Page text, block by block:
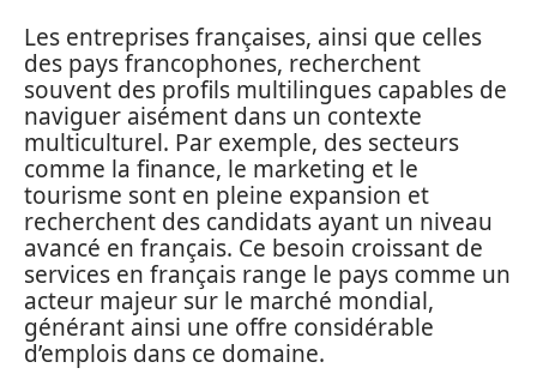
Les entreprises françaises, ainsi que celles
des pays francophones, recherchent
souvent des profils multilingues capables de
naviguer aisément dans un contexte
multiculturel. Par exemple, des secteurs
comme la finance, le marketing et le
tourisme sont en pleine expansion et
recherchent des candidats ayant un niveau
avancé en français. Ce besoin croissant de
services en français range le pays comme un
acteur majeur sur le marché mondial,
générant ainsi une offre considérable
d’emplois dans ce domaine.